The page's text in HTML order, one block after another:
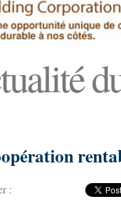
: